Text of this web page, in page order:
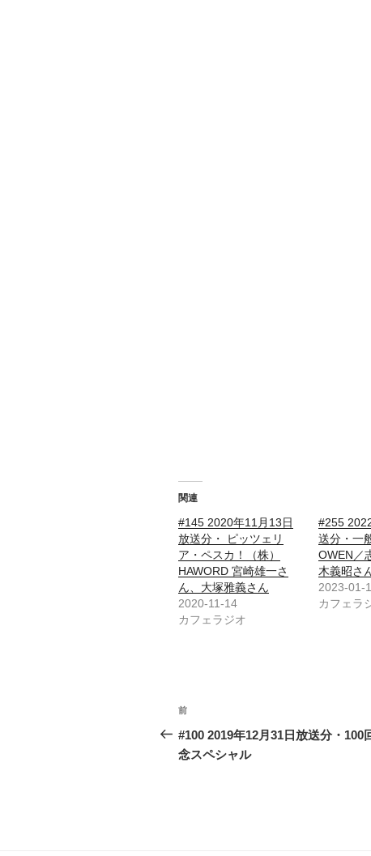
関連
#145 2020年11月13日
放送分・ ピッツェリ
ア・ペスカ！（株）
HAWORD 宮崎雄一さ
ん、大塚雅義さん
2020-11-14
カフェラジオ
#255
送分・一
OWEN／
木義昭さ
2023-01-
カフェラ
投
稿
ナ
前
の
投
前
#100 2019年12月31日放送分・100
念スペシャル